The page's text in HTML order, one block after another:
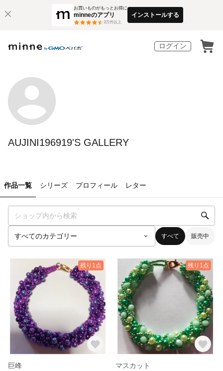
お買いものがもっとお得に
minneのアプリ
3万件以上
インストールする
ログイン
AUJINI196919'S GALLERY
作品一覧 シリーズ プロフィール レター
すべて 販売中
残り1点
巨峰
残り1点
マスカット